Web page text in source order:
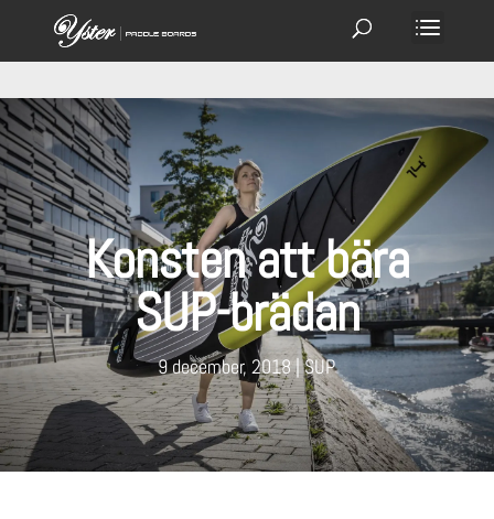
Konsten att bära
SUP-brädan
9 december, 2018 SUP